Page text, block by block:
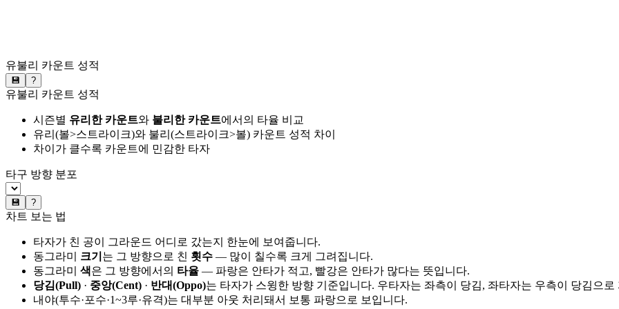
유불리 카운트 성적
💾 ?
유불리 카운트 성적
시즌별 유리한 카운트와 불리한 카운트에서의 타율 비교
유리(볼>스트라이크)와 불리(스트라이크>볼) 카운트 성적 차이
차이가 클수록 카운트에 민감한 타자
타구 방향 분포
💾 ?
차트 보는 법
타자가 친 공이 그라운드 어디로 갔는지 한눈에 보여줍니다.
동그라미 크기 는 그 방향으로 친 횟수 — 많이 칠수록 크게 그려집니다.
동그라미 색은 그 방향에서의 타율 — 파랑은 안타가 적고, 빨강은 안타가 많다는 뜻입니다.
당김(Pull) · 중앙(Cent) · 반대(Oppo)는 타자가 스윙한 방향 기준입니다. 우타자는 좌측이 당김, 좌타자는 우측이 당김으로
내야(투수·포수·1~3루·유격)는 대부분 아웃 처리돼서 보통 파랑으로 보입니다.